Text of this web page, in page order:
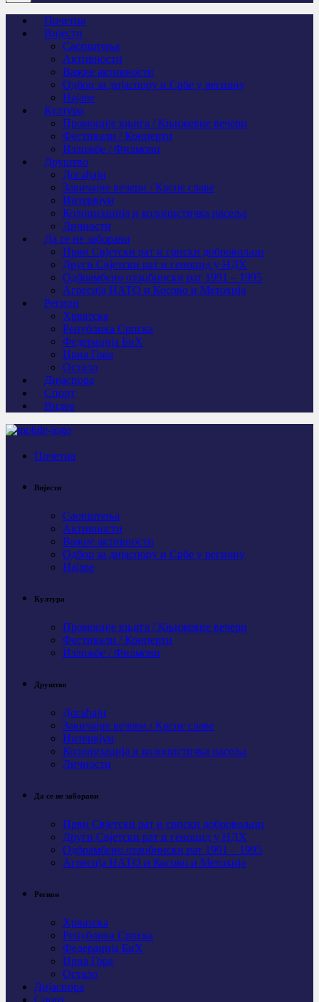
Почетна
Вијести
Саопштења
Активности
Важне активности
Одбор за дијаспору и Србе у региону
Најаве
Култура
Промоције књига / Књижевне вечери
Фестивали / Концерти
Изложбе / Филмови
Друштво
Догађаји
Завичајне вечери / Крсне славе
Интервјуи
Колонизација и колонистичка насеља
Личности
Да се не заборави
Први Свјeтски рат и српски добровољци
Други Свјетски рат и геноцид у НДХ
Одбрамбено отаџбински рат 1991 – 1995
Агресија НАТО и Косово и Метохија
Регион
Хрватска
Република Српска
Федерација БиХ
Црна Гора
Остало
Дијаспора
Спорт
Видео
Почетна
Вијести
Саопштења
Активности
Важне активности
Одбор за дијаспору и Србе у региону
Најаве
Култура
Промоције књига / Књижевне вечери
Фестивали / Концерти
Изложбе / Филмови
Друштво
Догађаји
Завичајне вечери / Крсне славе
Интервјуи
Колонизација и колонистичка насеља
Личности
Да се не заборави
Први Свјeтски рат и српски добровољци
Други Свјетски рат и геноцид у НДХ
Одбрамбено отаџбински рат 1991 – 1995
Агресија НАТО и Косово и Метохија
Регион
Хрватска
Република Српска
Федерација БиХ
Црна Гора
Остало
Дијаспора
Спорт